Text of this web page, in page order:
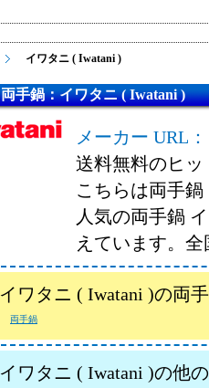
イワタニ ( Iwatani )
両手鍋：イワタニ ( Iwatani )
メーカー URL：
送料無料のヒ
こちらは両手
人気の両手鍋
えています。
イワタニ ( Iwatani )の両
両手鍋
イワタニ ( Iwatani )の他